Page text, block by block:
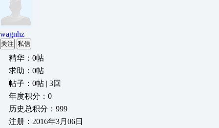
wagnhz
关注 私信
精华：0帖
求助：0帖
帖子：0帖 | 3回
年度积分：0
历史总积分：999
注册：2016年3月06日